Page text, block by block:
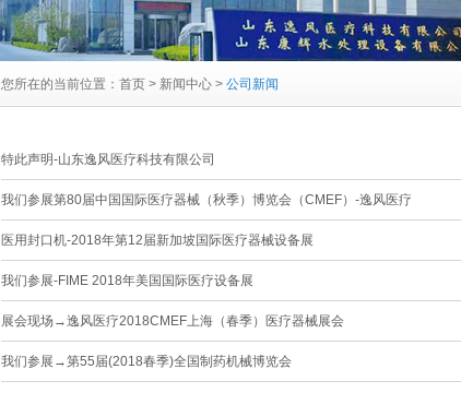
您所在的当前位置： 首页 > 新闻中心 > 公司新闻
特此声明-山东逸风医疗科技有限公司
我们参展第80届中国国际医疗器械（秋季）博览会（CMEF）-逸风医疗
医用封口机-2018年第12届新加坡国际医疗器械设备展
我们参展-FIME 2018年美国国际医疗设备展
展会现场→逸风医疗2018CMEF上海（春季）医疗器械展会
我们参展→第55届(2018春季)全国制药机械博览会